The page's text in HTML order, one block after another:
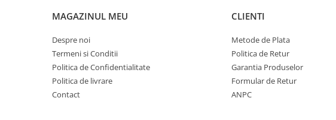
MAGAZINUL MEU
Despre noi
Termeni si Conditii
Politica de Confidentialitate
Politica de livrare
Contact
CLIENTI
Metode de Plata
Politica de Retur
Garantia Produselor
Formular de Retur
ANPC